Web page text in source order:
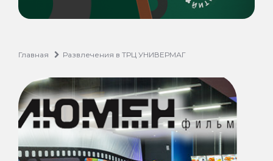
Главная Развлечения в ТРЦ УНИВЕРМАГ